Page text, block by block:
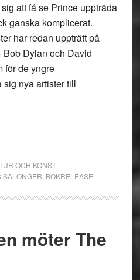
att få se Prince uppträda
ganska komplicerat.
har redan uppträtt på
Bob Dylan och David
för de yngre
nya artister till
OCH KONST
SALONGER BOKRELEASE
möter The